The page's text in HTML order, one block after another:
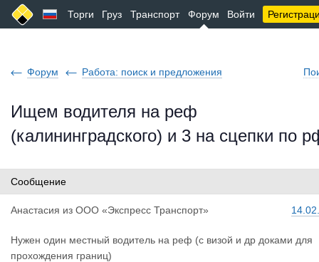
Торги Груз Транспорт Форум Войти
Форум Работа: поиск и предложения
Ищем водителя на реф
(калининградского) и 3 на сцепки по
Сообщение
Анастасия из ООО «Экспресс Транспорт»
Нужен один местный водитель на реф (с визой и др доками для
прохождения границ)